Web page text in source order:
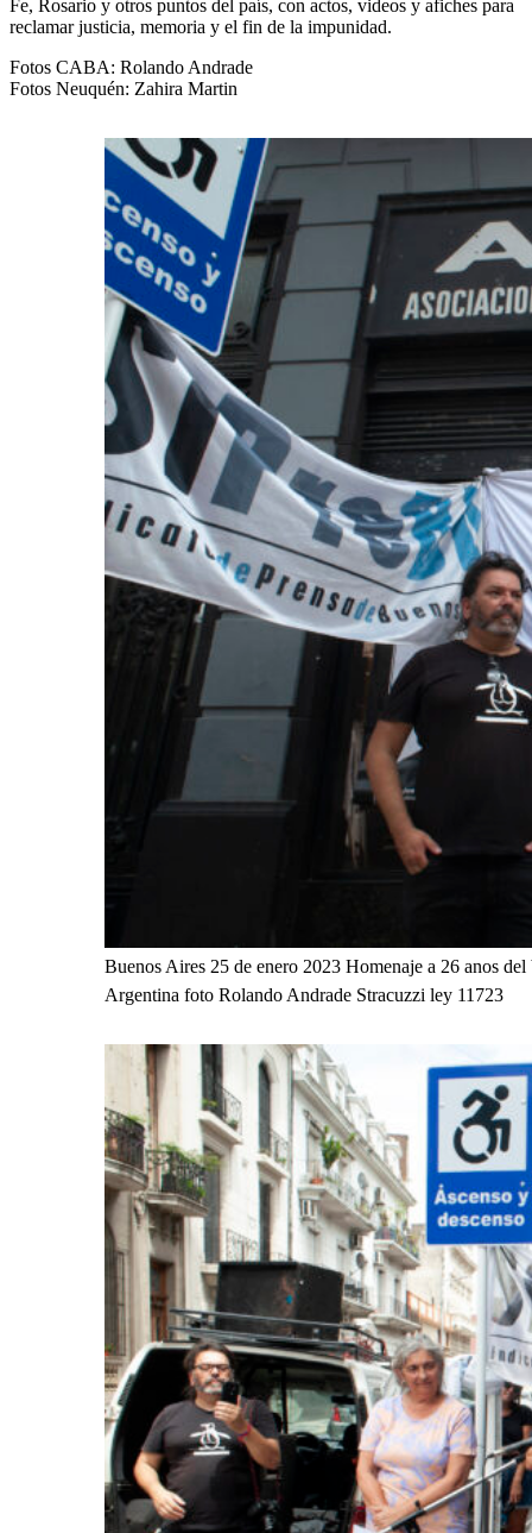
Fe, Rosario y otros puntos del país, con actos, videos y afiches para
reclamar justicia, memoria y el fin de la impunidad.
Fotos CABA: Rolando Andrade
Fotos Neuquén: Zahira Martin
Buenos Aires 25 de enero 2023 Homenaje a 26 anos
Argentina foto Rolando Andrade Stracuzzi ley 11723